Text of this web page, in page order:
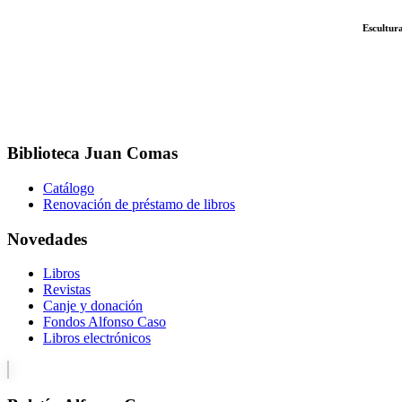
Escultura de
Biblioteca Juan Comas
Catálogo
Renovación de préstamo de libros
Novedades
Libros
Revistas
Canje y donación
Fondos Alfonso Caso
Libros electrónicos